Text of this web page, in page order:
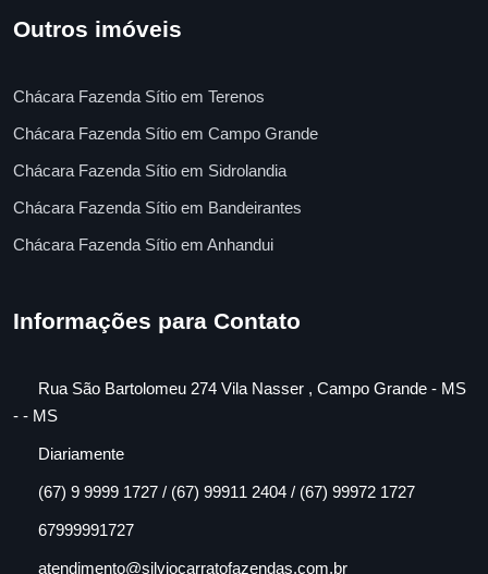
Outros imóveis
Chácara Fazenda Sítio em Terenos
Chácara Fazenda Sítio em Campo Grande
Chácara Fazenda Sítio em Sidrolandia
Chácara Fazenda Sítio em Bandeirantes
Chácara Fazenda Sítio em Anhandui
Informações para Contato
Rua São Bartolomeu 274 Vila Nasser , Campo Grande - MS
- - MS
Diariamente
(67) 9 9999 1727 / (67) 99911 2404 / (67) 99972 1727
67999991727
atendimento@silviocarratofazendas.com.br